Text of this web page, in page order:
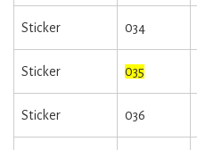
Sticker 034
Sticker 035
Sticker 036